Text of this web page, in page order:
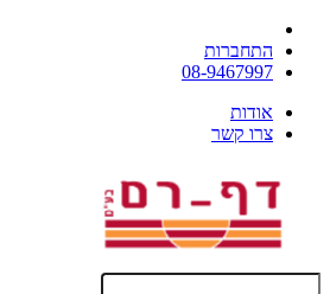
התחברות
08-9467997
אודות
צרו קשר